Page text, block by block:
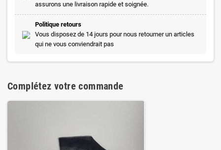
assurons une livraison rapide et soignée.
Politique retours
Vous disposez de 14 jours pour nous retourner un articles
qui ne vous conviendrait pas
Complétez votre commande